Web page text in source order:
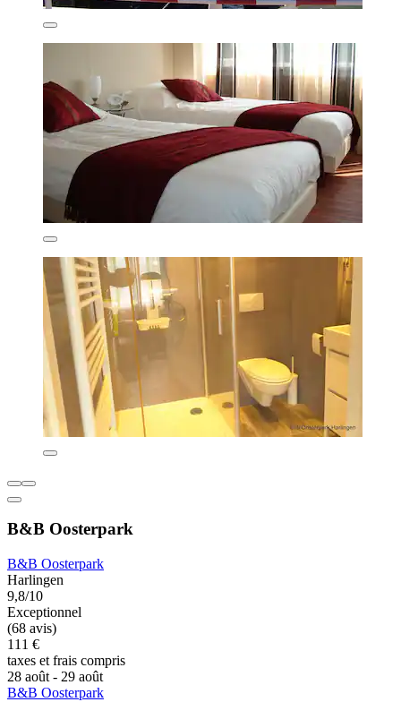
B&B Oosterpark
B&B Oosterpark
Harlingen
9,8/10
Exceptionnel
(68 avis)
111 €
taxes et frais compris
28 août - 29 août
B&B Oosterpark